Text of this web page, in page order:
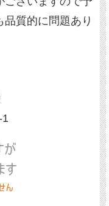
質的に問題あり